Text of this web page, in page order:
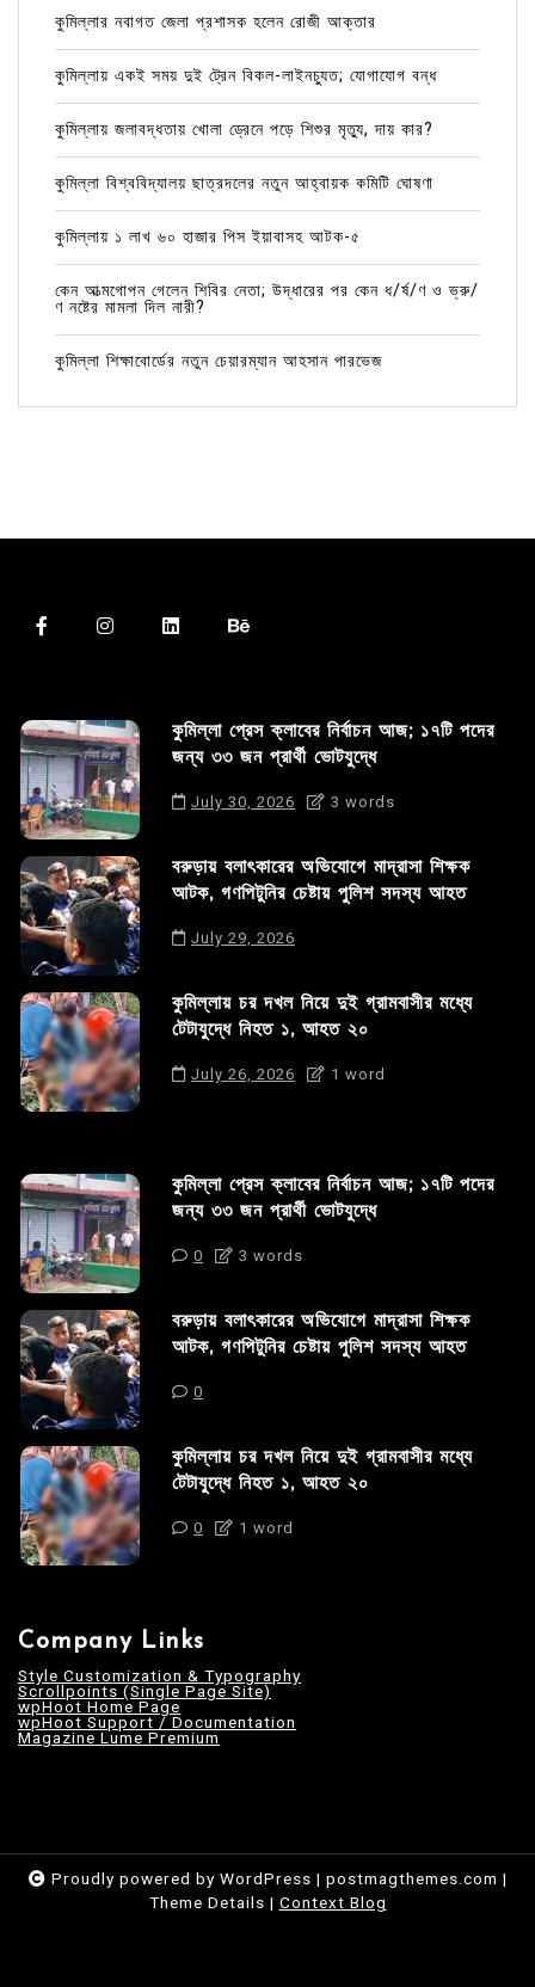
কুমিল্লার নবাগত জেলা প্রশাসক হলেন রোজী আক্তার
কুমিল্লায় একই সময় দুই ট্রেন বিকল-লাইনচ্যুত; যোগাযোগ বন্ধ
কুমিল্লায় জলাবদ্ধতায় খোলা ড্রেনে পড়ে শিশুর মৃত্যু, দায় কার?
কুমিল্লা বিশ্ববিদ্যালয় ছাত্রদলের নতুন আহ্বায়ক কমিটি ঘোষণা
কুমিল্লায় ১ লাখ ৬০ হাজার পিস ইয়াবাসহ আটক-৫
কেন আত্মগোপন গেলেন শিবির নেতা; উদ্ধারের পর কেন ধ/র্ষ/ণ ও ভ্রু/
ণ নষ্টের মামলা দিল নারী?
কুমিল্লা শিক্ষাবোর্ডের নতুন চেয়ারম্যান আহসান পারভেজ
কুমিল্লা প্রেস ক্লাবের নির্বাচন আজ; ১৭টি পদের
জন্য ৩৩ জন প্রার্থী ভোটযুদ্ধে
July 30, 2026 3 words
বরুড়ায় বলাৎকারের অভিযোগে মাদ্রাসা শিক্ষক
আটক, গণপিটুনির চেষ্টায় পুলিশ সদস্য আহত
July 29, 2026
কুমিল্লায় চর দখল নিয়ে দুই গ্রামবাসীর মধ্যে
টেটাযুদ্ধে নিহত ১, আহত ২০
July 26, 2026 1 word
কুমিল্লা প্রেস ক্লাবের নির্বাচন আজ; ১৭টি পদের
জন্য ৩৩ জন প্রার্থী ভোটযুদ্ধে
0 3 words
বরুড়ায় বলাৎকারের অভিযোগে মাদ্রাসা শিক্ষক
আটক, গণপিটুনির চেষ্টায় পুলিশ সদস্য আহত
0
কুমিল্লায় চর দখল নিয়ে দুই গ্রামবাসীর মধ্যে
টেটাযুদ্ধে নিহত ১, আহত ২০
0 1 word
Company Links
Style Customization & Typography
Scrollpoints (Single Page Site)
wpHoot Home Page
wpHoot Support / Documentation
Magazine Lume Premium
Proudly powered by WordPress | postmagthemes.com |
Theme Details | Context Blog